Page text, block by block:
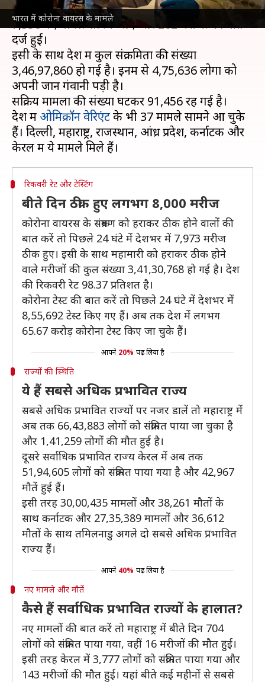
भारत में कोरोना वायरस के मामले
भारत में पिछले 24 घंटे मेंकोरोना वायरससे संक्रमण के
7,350 नए मामले सामने आए और 202 मरीजों की मौत
दर्ज हुई।
इसी के साथ देश में कुल संक्रमितों की संख्या
3,46,97,860 हो गई है। इनमें से 4,75,636 लोगों को
अपनी जान गंवानी पड़ी है।
सक्रिय मामलों की संख्या घटकर 91,456 रह गई है।
देश में ओमिक्रॉन वेरिएंटके भी 37 मामले सामने आ चुके
हैं। दिल्ली, महाराष्ट्र, राजस्थान, आंध्र प्रदेश, कर्नाटक और
रिकवरी रेट और टेस्टिंग
बीते दिन ठीक हुए लगभग 8,000 मरीज
कोरोना वायरस के संक्रमण को हराकर ठीक होने वालों की
बात करें तो पिछले 24 घंटे में देशभर में 7,973 मरीज
ठीक हुए। इसी के साथ महामारी को हराकर ठीक होने
वाले मरीजों की कुल संख्या 3,41,30,768 हो गई है। देश
की रिकवरी रेट 98.37 प्रतिशत है।
कोरोना टेस्ट की बात करें तो पिछले 24 घंटे में देशभर में
8,55,692 टेस्ट किए गए हैं। अब तक देश में लगभग
65.67 करोड़ कोरोना टेस्ट किए जा चुके हैं।
आपने 20% पढ़ लिया है
राज्यों की स्थिति
ये हैं सबसे अधिक प्रभावित राज्य
सबसे अधिक प्रभावित राज्यों पर नजर डालें तो महाराष्ट्र में
अब तक 66,43,883 लोगों को संक्रमित पाया जा चुका है
और 1,41,259 लोगों की मौत हुई है।
दूसरे सर्वाधिक प्रभावित राज्य केरल में अब तक
51,94,605 ​लोगों को संक्रमित पाया गया है और 42,967
मौतें हुई हैं।
इसी तरह 30,00,435 ​मामलों और 38,261 मौतों के
साथ कर्नाटक और 27,35,389 मामलों और 36,612 ​
मौतों के साथ तमिलनाडु अगले दो सबसे अधिक प्रभावित
राज्य हैं।
आपने 40% पढ़ लिया है
नए मामले और मौतें
कैसे हैं सर्वाधिक प्रभावित राज्यों के हालात?
नए मामलों की बात करें तो महाराष्ट्र में बीते दिन 704
लोगों को संक्रमित पाया गया, वहीं 16 मरीजों की मौत हुई।
इसी तरह केरल में 3,777 लोगों को संक्रमित पाया गया और
143 मरीजों की मौत हुई। यहां बीते कई महीनों से सबसे